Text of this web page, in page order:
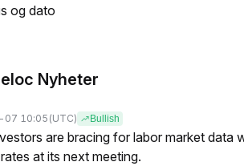
og dato
Nyheter
10:05 (UTC) Bullish
are bracing for labor market
at its next meeting.